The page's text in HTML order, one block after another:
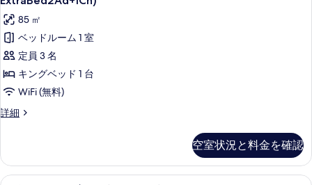
る
て
の
写
真
を
示
る
Adults)
の
詳
細
ー
ト
テ
ラ
ス
シ
ュ
ー
85 ㎡
ベッドルーム 1 室
定員 3 名
キングベッド 1 台
WiFi (無料)
詳細
ス
テ
ラ
空室状況と料金を確認
セレクト コンフォート製ベッド、ミ